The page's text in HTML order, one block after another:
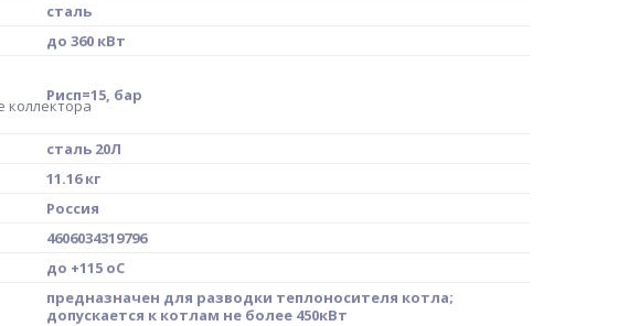
сталь
до 360 кВт
коллектора
Рисп=15, бар
сталь 20Л
11.16 кг
Россия
4606034319796
до +115 oC
предназначен для разводки теплоносителя котла;
допускается к котлам не более 450кВт